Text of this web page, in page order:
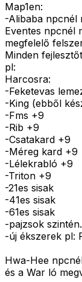
Map1en:
-Alibaba npcnél
Eventes npcnél
megfelelő
Minden
pl:
Harcosra:
-Feketevas
-King (ebből
-Fms +9
-Rib +9
-Csatakard +9
-Méreg kard +9
-Lélekrabló +9
-Triton +9
-21es sisak
-41es sisak
-61es sisak
-pajzsok szintén.
-új ékszerek pl:
Hwa-Hee
és a War ló